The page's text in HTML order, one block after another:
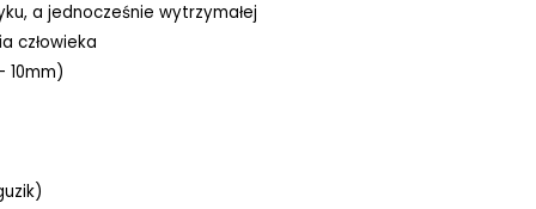
a jednocześnie wytrzymałej
człowieka